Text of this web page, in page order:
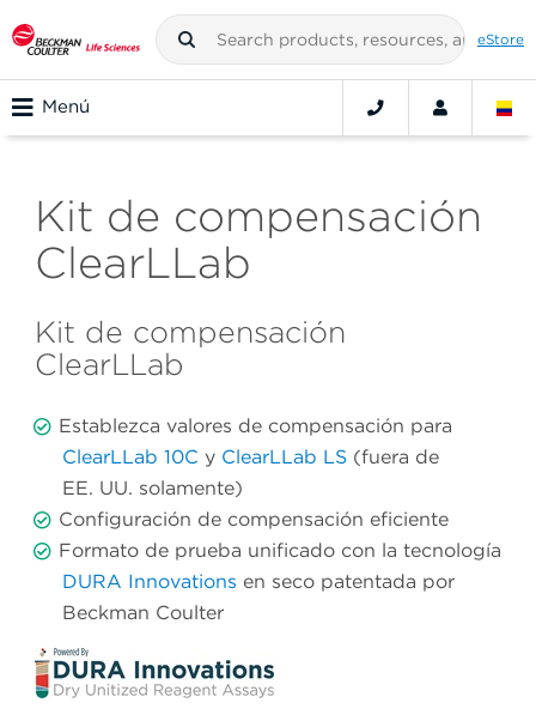
eStore
Menú
Kit de compensación
ClearLLab
Kit de compensación
ClearLLab
Establezca valores de compensación para
ClearLLab 10C y ClearLLab LS (fuera de
EE. UU. solamente)
Configuración de compensación eficiente
Formato de prueba unificado con la tecnología
DURA Innovations en seco patentada por
Beckman Coulter